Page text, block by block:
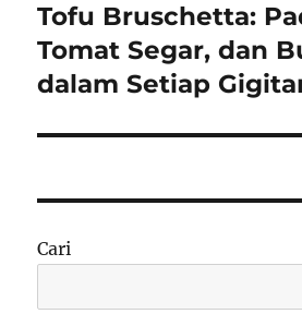
Next
post:
Tofu Bruschetta:
Tomat Segar, dan
dalam Setiap
Cari